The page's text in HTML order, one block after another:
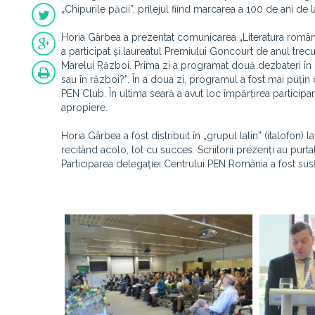
„Chipurile păcii”, prilejul fiind marcarea a 100 de ani
Horia Gârbea a prezentat comunicarea „Literatura
a participat și laureatul Premiului Goncourt de anul
Marelui Război. Prima zi a programat două dezbateri
sau în război?”. În a doua zi, programul a fost mai
PEN Club. În ultima seară a avut loc împărțirea
apropiere.
Horia Gârbea a fost distribuit în „grupul latin” (italofon)
recitând acolo, tot cu succes. Scriitorii prezenți au
Participarea delegației Centrului PEN România a fost